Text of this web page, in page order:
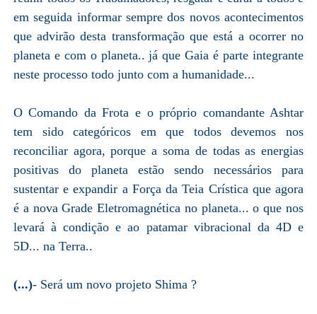
em seguida informar sempre dos novos acontecimentos
que advirão desta transformação que está a ocorrer no
planeta e com o planeta.. já que Gaia é parte integrante
neste processo todo junto com a humanidade...
O Comando da Frota e o próprio comandante Ashtar
tem sido categóricos em que todos devemos nos
reconciliar agora, porque a soma de todas as energias
positivas do planeta estão sendo necessários para
sustentar e expandir a Força da Teia Crística que agora
é a nova Grade Eletromagnética no planeta... o que nos
levará à condição e ao patamar vibracional da 4D e
5D... na Terra..
(...)- Será um novo projeto Shima ?